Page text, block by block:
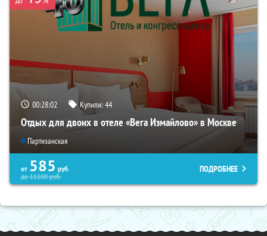
00:28:01 Купили:44
Отдых для двоих в отеле «Вега Измайлово» в Москве
Партизанская
от 585 руб.
до11100руб.
ПОДРОБНЕЕ